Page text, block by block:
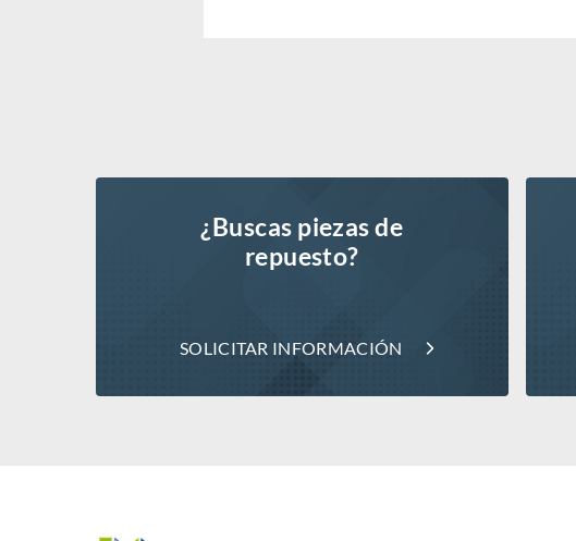
¿Buscas piezas de
repuesto?
SOLICITAR INFORMACIÓN